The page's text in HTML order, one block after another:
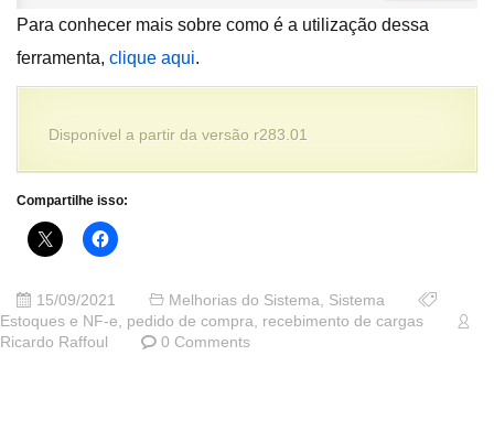
Para conhecer mais sobre como é a utilização dessa
ferramenta, clique aqui.
Disponível a partir da versão r283.01
Compartilhe isso:
15/09/2021 Melhorias do Sistema
Sistema
Estoques e NF-e
pedido de compra
recebimento de cargas
Ricardo Raffoul
0 Comments